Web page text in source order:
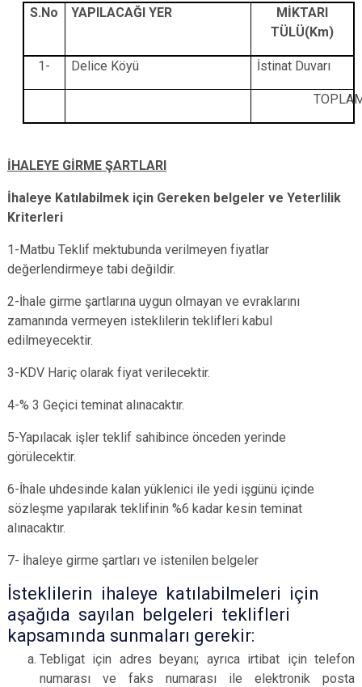
S.No YAPILACAĞI YER
MİKTARI
TÜLÜ(Km)
1- Delice Köyü İstinat Duvarı
İHALEYE GİRME ŞARTLARI
İhaleye Katılabilmek için Gereken belgeler ve Yeterlilik
Kriterleri
1-Matbu Teklif mektubunda verilmeyen fiyatlar
değerlendirmeye tabi değildir.
2-İhale girme şartlarına uygun olmayan ve evraklarını
zamanında vermeyen isteklilerin teklifleri kabul
edilmeyecektir.
3-KDV Hariç olarak fiyat verilecektir.
4-% 3 Geçici teminat alınacaktır.
5-Yapılacak işler teklif sahibince önceden yerinde
görülecektir.
6-İhale uhdesinde kalan yüklenici ile yedi işgünü içinde
sözleşme yapılarak teklifinin %6 kadar kesin teminat
alınacaktır.
7- İhaleye girme şartları ve istenilen belgeler
İsteklilerin ihaleye katılabilmeleri için
aşağıda sayılan belgeleri teklifleri
kapsamında sunmaları gerekir:
Tebligat için adres beyanı; ayrıca irtibat için telefon
numarası ve faks numarası ile elektronik posta